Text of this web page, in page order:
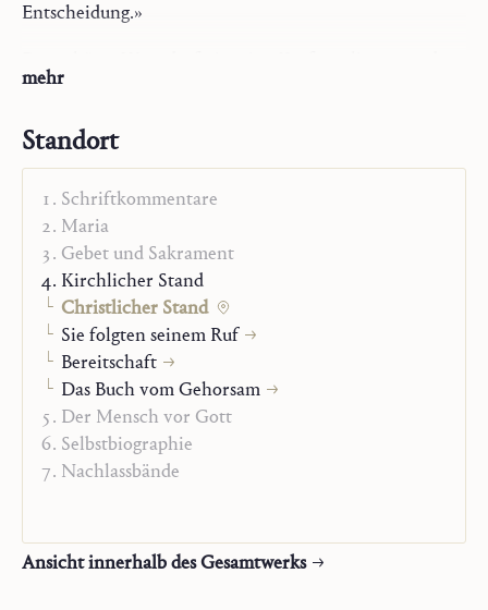
Entscheidung.»
im Ruf noch im nachfolgenden Beruf, täglich muss der
Sein Leben aus dem Ruf ist tägliches dem Ruf
Standhalten, ein nie abbrechender Versuch, zu horchen
und zu gehorchen.
mehr
Standort
Schriftkommentare
Maria
Gebet und Sakrament
Kirchlicher Stand
Christlicher Stand
Sie folgten seinem Ruf
Bereitschaft
Das Buch vom Gehorsam
Der Mensch vor Gott
Selbstbiographie
Nachlassbände
Ansicht innerhalb des Gesamtwerks